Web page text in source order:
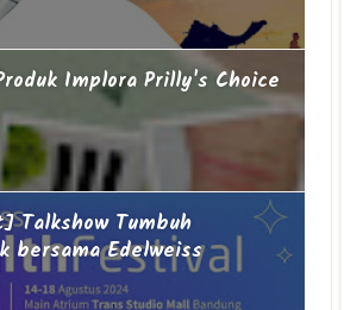
Implora Prilly's Choice
Talkshow Tumbuh
bersama Edelweiss